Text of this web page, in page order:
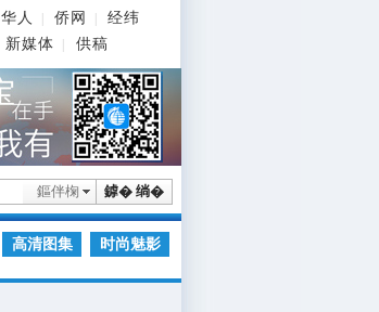
华人 侨网
经纬
新媒体 供稿
鎼� 绱�
鏂伴椈
高清图集 时尚魅影